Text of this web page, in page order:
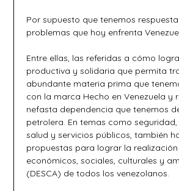
Por supuesto que tenemos
problemas que hoy enfrenta
Entre ellas, las referidas a cómo
productiva y solidaria que permita
abundante materia prima que
con la marca Hecho en Venezuela y
nefasta dependencia que tenemos
petrolera. En temas como
salud y servicios públicos, también
propuestas para lograr la
económicos, sociales, culturales y
(DESCA) de todos los venezolanos.